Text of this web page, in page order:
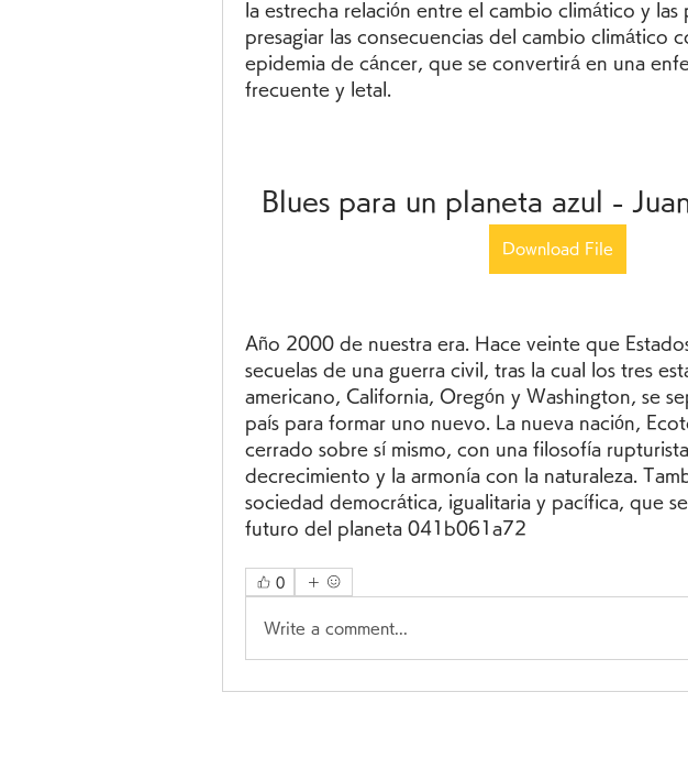
la estrecha relación entre el cambio climático y las
presagiar las consecuencias del cambio climático
epidemia de cáncer, que se convertirá en una
frecuente y letal.
Blues para un planeta azul -
Download File
Año 2000 de nuestra era. Hace veinte que
secuelas de una guerra civil, tras la cual los tres
americano, California, Oregón y Washington, se
país para formar uno nuevo. La nueva nación,
cerrado sobre sí mismo, con una filosofía
decrecimiento y la armonía con la naturaleza.
sociedad democrática, igualitaria y pacífica, que
futuro del planeta 041b061a72
0
Write a comment...